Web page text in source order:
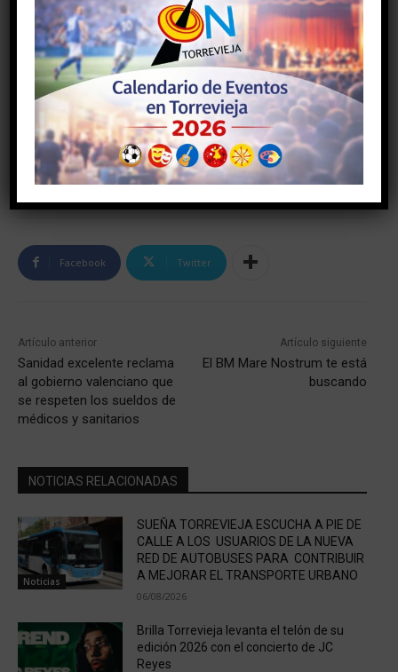
Facebook Twitter
Artículo anterior
Sanidad excelente reclama
al gobierno valenciano que
se respeten los sueldos de
médicos y sanitarios
Artículo siguiente
El BM Mare Nostrum te está
buscando
NOTICIAS RELACIONADAS
Noticias
SUEÑA TORREVIEJA ESCUCHA A PIE DE
CALLE A LOS USUARIOS DE LA NUEVA
RED DE AUTOBUSES PARA CONTRIBUIR
A MEJORAR EL TRANSPORTE URBANO
06/08/2026
Brilla Torrevieja levanta el telón de su
edición 2026 con el concierto de JC
Reyes